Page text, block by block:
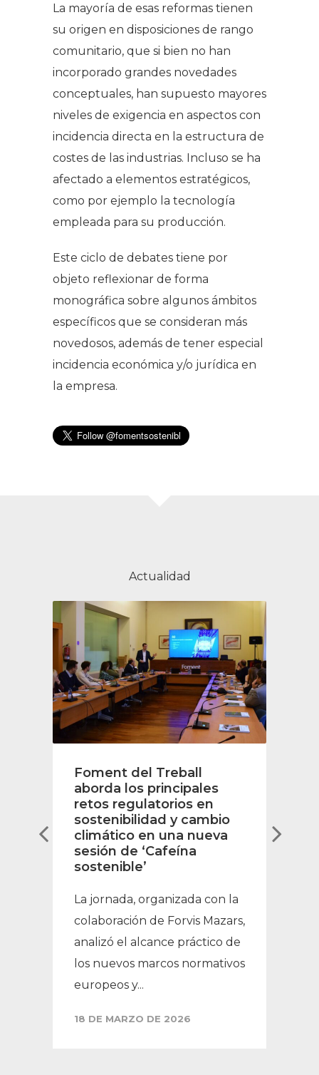
La mayoría de esas reformas tienen
su origen en disposiciones de rango
comunitario, que si bien no han
incorporado grandes novedades
conceptuales, han supuesto mayores
niveles de exigencia en aspectos con
incidencia directa en la estructura de
costes de las industrias. Incluso se ha
afectado a elementos estratégicos,
como por ejemplo la tecnología
empleada para su producción.
Este ciclo de debates tiene por
objeto reflexionar de forma
monográfica sobre algunos ámbitos
específicos que se consideran más
novedosos, además de tener especial
incidencia económica y/o jurídica en
la empresa.
Actualidad
Foment del Treball
aborda los principales
retos regulatorios en
sostenibilidad y cambio
climático en una nueva
sesión de ‘Cafeína
sostenible’
La jornada, organizada con la
colaboración de Forvis Mazars,
analizó el alcance práctico de
los nuevos marcos normativos
europeos y...
18 DE MARZO DE 2026